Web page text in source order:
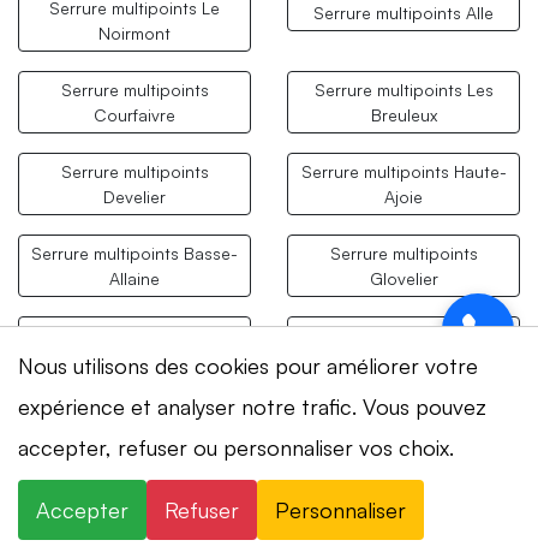
Serrure multipoints Le
Noirmont
Serrure multipoints Alle
Serrure multipoints
Courfaivre
Serrure multipoints Les
Breuleux
Serrure multipoints
Develier
Serrure multipoints Haute-
Ajoie
Serrure multipoints Basse-
Allaine
Serrure multipoints
Glovelier
Fontenais
du Doubs
Serrure multipoints Les
Bois
Serrure multipoints La
Baroche
Serrure multipoints
Boécourt
Serrure multipoints Cornol
Nous utilisons des cookies pour améliorer votre
expérience et analyser notre trafic. Vous pouvez
accepter, refuser ou personnaliser vos choix.
Accepter Refuser Personnaliser